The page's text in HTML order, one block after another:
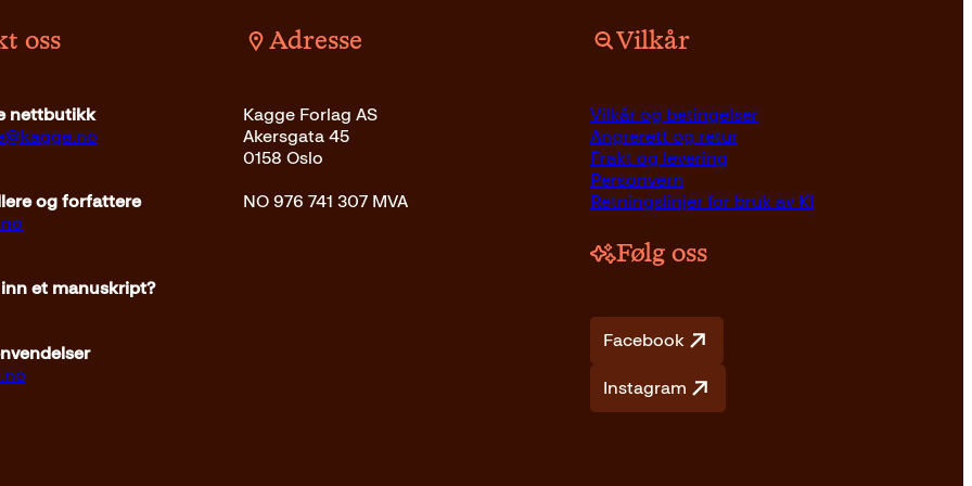
299krLes mer Innbundet299
oss
nettbutikk
og forfattere
et manuskript?
Adresse
Kagge Forlag AS
Akersgata 45
0158 Oslo
NO 976 741 307 MVA
Vilkår
Vilkår og betingelser
Angrerett og retur
Frakt og levering
Personvern
Retningslinjer for bruk av KI
Følg oss
Facebook
Instagram